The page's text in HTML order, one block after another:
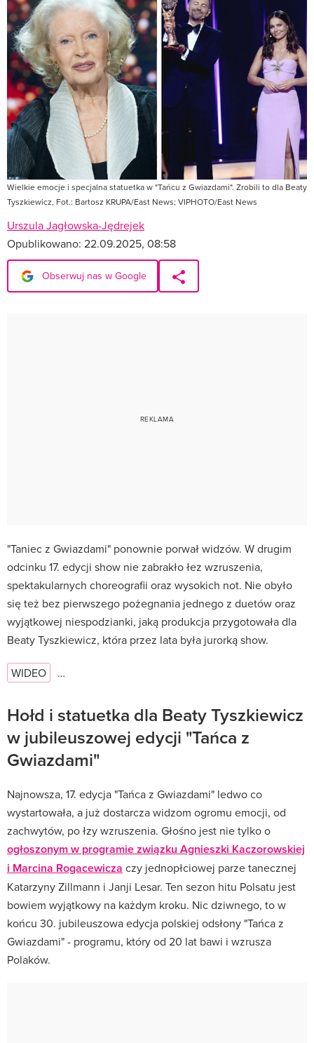
Wielkie emocje i specjalna statuetka w "Tańcu z Gwiazdami". Zrobili to dla Beaty
Tyszkiewicz, Fot.: Bartosz KRUPA/East News; VIPHOTO/East News
Urszula Jagłowska-Jędrejek
Opublikowano: 22.09.2025, 08:58
Obserwuj nas w Google
"Taniec z Gwiazdami" ponownie porwał widzów. W drugim
odcinku 17. edycji show nie zabrakło łez wzruszenia,
spektakularnych choreografii oraz wysokich not. Nie obyło
się też bez pierwszego pożegnania jednego z duetów oraz
wyjątkowej niespodzianki, jaką produkcja przygotowała dla
Beaty Tyszkiewicz, która przez lata była jurorką show.
WIDEO …
Hołd i statuetka dla Beaty Tyszkiewicz
w jubileuszowej edycji "Tańca z
Gwiazdami"
Najnowsza, 17. edycja "Tańca z Gwiazdami" ledwo co
wystartowała, a już dostarcza widzom ogromu emocji, od
zachwytów, po łzy wzruszenia. Głośno jest nie tylko o
ogłoszonym w programie związku Agnieszki Kaczorowskiej
i Marcina Rogacewicza czy jednopłciowej parze tanecznej
Katarzyny Zillmann i Janji Lesar. Ten sezon hitu Polsatu jest
bowiem wyjątkowy na każdym kroku. Nic dziwnego, to w
końcu 30. jubileuszowa edycja polskiej odsłony "Tańca z
Gwiazdami" - programu, który od 20 lat bawi i wzrusza
Polaków.